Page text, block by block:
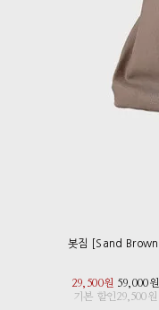
봇짐 [Sand Brown]
29,500원 59,000원
기본 할인29,500원